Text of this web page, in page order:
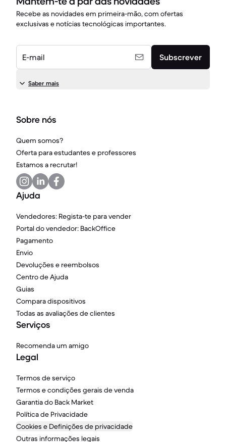
Recebe as novidades em primeira-mão, com ofertas
exclusivas e notícias tecnológicas importantes.
E-mail Subscrever
Saber mais
Sobre nós
Quem somos?
Oferta para estudantes e professores
Estamos a recrutar!
Ajuda
Vendedores: Regista-te para vender
Portal do vendedor: BackOffice
Pagamento
Envio
Devoluções e reembolsos
Centro de Ajuda
Guias
Compara dispositivos
Todas as avaliações de clientes
Serviços
Recomenda um amigo
Legal
Termos de serviço
Termos e condições gerais de venda
Garantia do Back Market
Política de Privacidade
Cookies e Definições de privacidade
Outras informações legais